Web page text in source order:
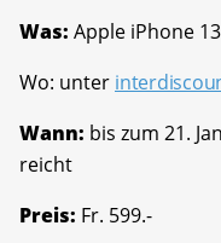
Was: Apple iPhone
Wo: unter
Wann: bis zum 21.
reicht
Preis: Fr. 599.-